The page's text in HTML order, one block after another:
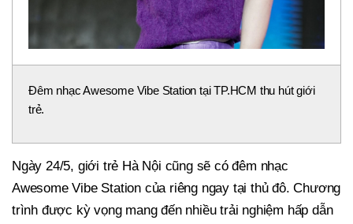
Đêm nhạc Awesome Vibe Station tại TP.HCM thu hút giới
trẻ.
Ngày 24/5, giới trẻ Hà Nội cũng sẽ có đêm nhạc
Awesome Vibe Station của riêng ngay tại thủ đô. Chương
trình được kỳ vọng mang đến nhiều trải nghiệm hấp dẫn